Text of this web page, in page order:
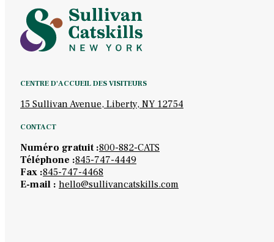
CENTRE D'ACCUEIL DES VISITEURS
15 Sullivan Avenue, Liberty, NY 12754
CONTACT
Numéro gratuit :800-882-CATS
Téléphone :845-747-4449
Fax :845-747-4468
E-mail : hello@sullivancatskills.com